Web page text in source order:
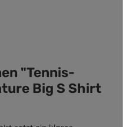
"Tennis-
Big S Shirt